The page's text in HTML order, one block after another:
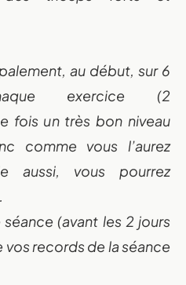
au début, sur 6
exercice (2
fois un très bon niveau
comme vous l’aurez
aussi, vous pourrez
(avant les 2 jours
records de la séance